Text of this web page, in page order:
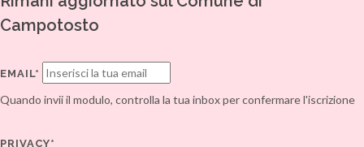
Campotosto
EMAIL*
Quando invii il modulo, controlla la tua inbox per confermare l'iscrizione
PRIVACY*